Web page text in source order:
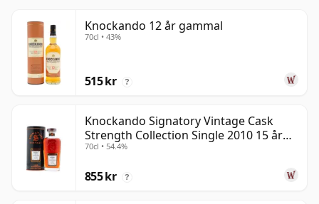
Knockando 12 år gammal
70cl • 43%
515 kr ?
Knockando Signatory Vintage Cask
Strength Collection Single 2010 15 år
gammal
70cl • 54.4%
855 kr ?